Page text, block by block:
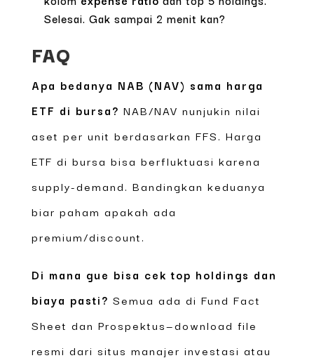
Selesai. Gak sampai 2 menit kan?
FAQ
Apa bedanya NAB (NAV) sama harga
ETF di bursa? NAB/NAV nunjukin nilai
aset per unit berdasarkan FFS. Harga
ETF di bursa bisa berfluktuasi karena
supply-demand. Bandingkan keduanya
biar paham apakah ada
premium/discount.
Di mana gue bisa cek top holdings dan
biaya pasti? Semua ada di Fund Fact
Sheet dan Prospektus—download file
resmi dari situs manajer investasi atau